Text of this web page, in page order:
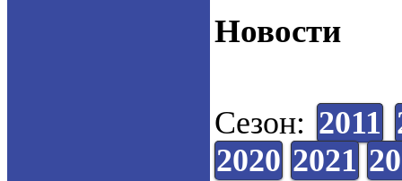
Новости
Сезон: 2011
2020 2021